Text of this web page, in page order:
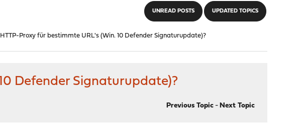
UNREAD POSTS UPDATED TOPICS
Proxy für bestimmte URL's (Win. 10 Defender Signaturupdate)?
Defender Signaturupdate)?
Previous Topic- Next Topic